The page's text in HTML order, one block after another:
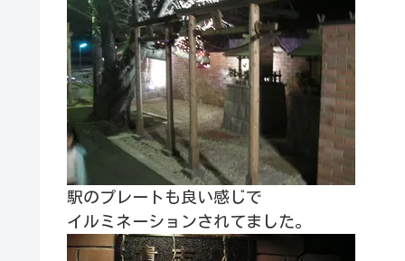
駅のプレートも良い感じで
イルミネーションされてました。